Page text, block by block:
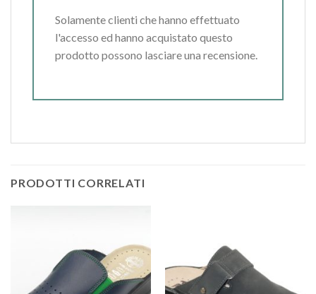
Solamente clienti che hanno effettuato
l'accesso ed hanno acquistato questo
prodotto possono lasciare una recensione.
PRODOTTI CORRELATI